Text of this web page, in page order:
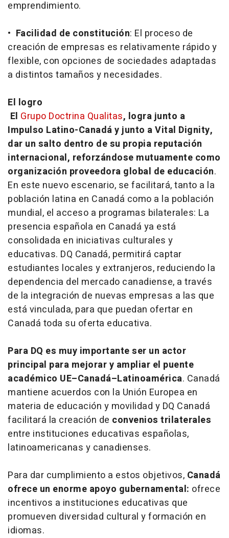
emprendimiento.
• Facilidad de constitución: El proceso de
creación de empresas es relativamente rápido y
flexible, con opciones de sociedades adaptadas
a distintos tamaños y necesidades.
El logro
El Grupo Doctrina Qualitas, logra junto a
Impulso Latino-Canadá y junto a Vital Dignity,
dar un salto dentro de su propia reputación
internacional, reforzándose mutuamente como
organización proveedora global de educación.
En este nuevo escenario, se facilitará, tanto a la
población latina en Canadá como a la población
mundial, el acceso a programas bilaterales: La
presencia española en Canadá ya está
consolidada en iniciativas culturales y
educativas. DQ Canadá, permitirá captar
estudiantes locales y extranjeros, reduciendo la
dependencia del mercado canadiense, a través
de la integración de nuevas empresas a las que
está vinculada, para que puedan ofertar en
Canadá toda su oferta educativa.
Para DQ es muy importante ser un actor
principal para mejorar y ampliar el puente
académico UE–Canadá–Latinoamérica. Canadá
mantiene acuerdos con la Unión Europea en
materia de educación y movilidad y DQ Canadá
facilitará la creación de convenios trilaterales
entre instituciones educativas españolas,
latinoamericanas y canadienses.
Para dar cumplimiento a estos objetivos, Canadá
ofrece un enorme apoyo gubernamental: ofrece
incentivos a instituciones educativas que
promueven diversidad cultural y formación en
idiomas.